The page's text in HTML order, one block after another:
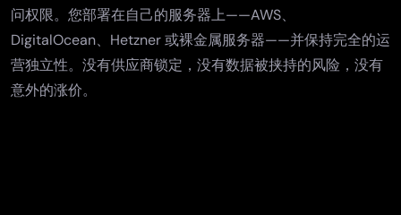
问权限。您部署在自己的服务器上——AWS、
DigitalOcean、Hetzner 或裸金属服务器——并保持完全的运
营独立性。没有供应商锁定，没有数据被挟持的风险，没有
意外的涨价。